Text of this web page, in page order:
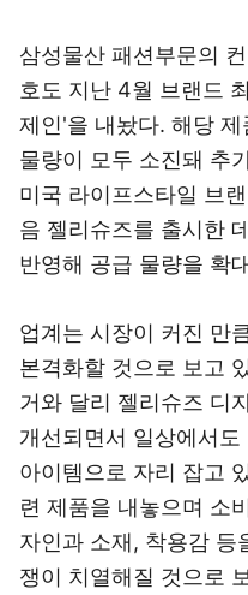
삼성물산 패션부문의
호도 지난 4월 브랜드
제인'을 내놨다. 해당
물량이 모두 소진돼 추
미국 라이프스타일 브
음 젤리슈즈를 출시한
반영해 공급 물량을 확
업계는 시장이 커진 만
본격화할 것으로 보고
거와 달리 젤리슈즈 디
개선되면서 일상에서
아이템으로 자리 잡고
련 제품을 내놓으며 소
자인과 소재, 착용감 등
쟁이 치열해질 것으로